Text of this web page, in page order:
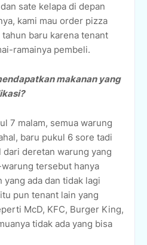
sate kelapa di depan
kami mau order pizza
baru karena tenant
ramainya pembeli.
makanan yang
7 malam, semua warung
baru pukul 6 sore tadi
dari deretan warung yang
tersebut hanya
ada dan tidak lagi
pun tenant lain yang
McD, KFC, Burger King,
tidak ada yang bisa